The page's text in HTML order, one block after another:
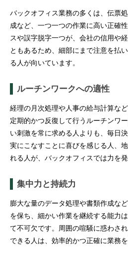
バックオフィス業務の多くは、伝票
成など、一つ一つの作業に高い正確
スや誤字脱字一つが、会社の信用や
ともあるため、細部にまで注意を払
る人が向いています。
ルーチンワークへの適性
経理の月次処理や人事の給与計算な
定期的かつ反復して行うルーチンワ
い刺激を常に求める人よりも、毎日
実にこなすことに喜びを感じる人、
れる人が、バックオフィスでは力を
集中力と持続力
膨大な量のデータ処理や書類作成な
を保ち、細かい作業を継続する能力
て不可欠です。周囲の喧騒に惑わさ
できる人は、効率的かつ正確に業務を